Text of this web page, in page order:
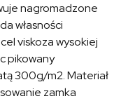
nagromadzone
własności
viskoza wysokiej
pikowany
300g/m2. Materiał
zamka